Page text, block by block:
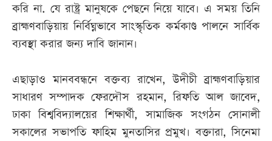
করি না. যে রাষ্ট্র মানুষকে পেছনে নিয়ে যাবে। এ সময় তিনি
ব্রাহ্মণবাড়িয়ায় নির্বিঘ্নভাবে সাংস্কৃতিক কর্মকাণ্ড পালনে সার্বিক
ব্যবস্থা করার জন্য দাবি জানান।
এছাড়াও মানববন্ধনে বক্তব্য রাখেন, উদীচী ব্রাহ্মণবাড়িয়ার
সাধারণ সম্পাদক ফেরদৌস রহমান, রিফতি আল জাবেদ,
ঢাকা বিশ্ববিদ্যালয়ের শিক্ষার্থী, সামাজিক সংগঠন সোনালী
সকালের সভাপতি ফাহিম মুনতাসির প্রমুখ। বক্তারা, সিনেমা